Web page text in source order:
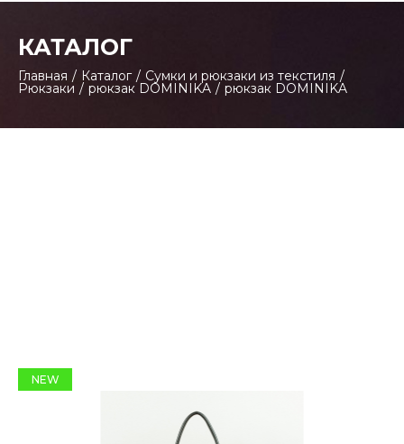
КАТАЛОГ
Главная / Каталог / Сумки и рюкзаки из текстиля /
Рюкзаки / рюкзак DOMINIKA / рюкзак DOMINIKA
NEW